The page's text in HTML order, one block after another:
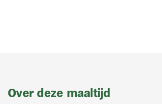
Over deze maaltijd